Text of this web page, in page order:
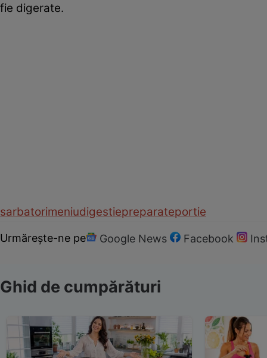
fie digerate.
sarbatorimeniudigestiepreparateportie
Urmărește-ne pe Google News Facebook
Ghid de cumpărături